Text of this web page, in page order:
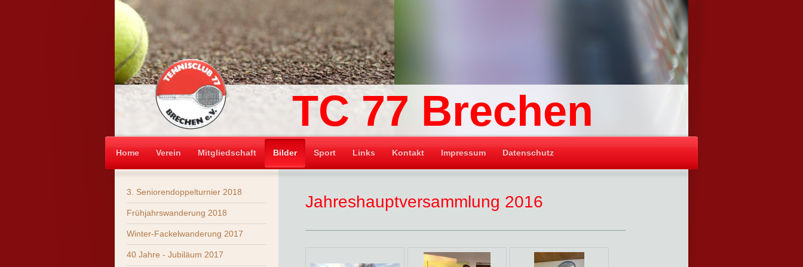
TC 77 Brechen
Home Verein Mitgliedschaft Bilder Sport Links Kontakt Impressum Datenschutz
Jahreshauptversammlung 2016
3. Seniorendoppelturnier 2018
Frühjahrswanderung 2018
Winter-Fackelwanderung 2017
40 Jahre - Jubiläum 2017